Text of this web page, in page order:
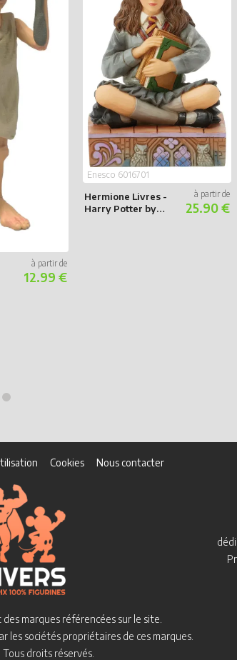
12.99 €
Hermione Livres -
Harry Potter by
Enesco 6016701
25.90 €
Cookies Nous contacter
marques référencées sur le site.
les sociétés propriétaires de ces marques.
droits réservés.